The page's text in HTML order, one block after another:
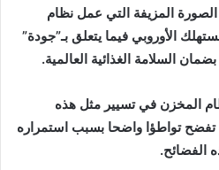
المزيفة التي عمل نظام
الأوروبي فيما يتعلق بـ”جودة”
السلامة الغذائية العالمية.
المخزن في تسيير مثل هذه
تواطؤا واضحا بسبب استمراره
الفضائح.